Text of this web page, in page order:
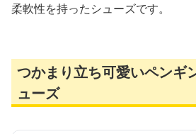
柔軟性を持ったシューズです。
つかまり立ち可愛いペンギ
ューズ